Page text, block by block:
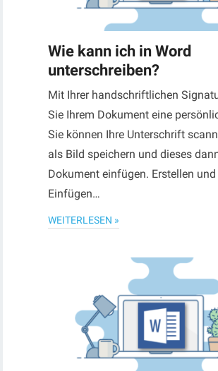
Wie kann ich in Word
unterschreiben?
Mit Ihrer handschriftlichen
Sie Ihrem Dokument eine
Sie können Ihre Unterschrift
als Bild speichern und dieses
Dokument einfügen. Erstellen und
Einfügen…
WEITERLESEN »